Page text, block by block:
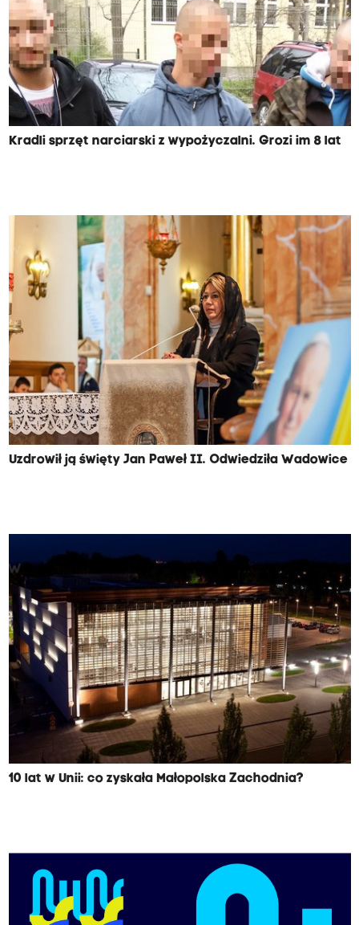
Kradli sprzęt narciarski z wypożyczalni. Grozi im 8 lat
Uzdrowił ją święty Jan Paweł II. Odwiedziła Wadowice
10 lat w Unii: co zyskała Małopolska Zachodnia?